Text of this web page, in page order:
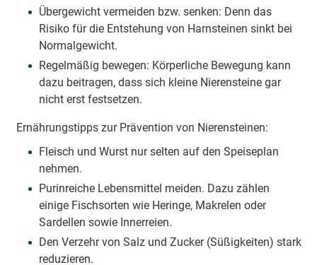
Übergewicht vermeiden bzw. senken: Denn das
Risiko für die Entstehung von Harnsteinen sinkt bei
Normalgewicht.
Regelmäßig bewegen: Körperliche Bewegung kann
dazu beitragen, dass sich kleine Nierensteine gar
nicht erst festsetzen.
Ernährungstipps zur Prävention von Nierensteinen:
Fleisch und Wurst nur selten auf den Speiseplan
nehmen.
Purinreiche Lebensmittel meiden. Dazu zählen
einige Fischsorten wie Heringe, Makrelen oder
Sardellen sowie Innerreien.
Den Verzehr von Salz und Zucker (Süßigkeiten) stark
reduzieren.